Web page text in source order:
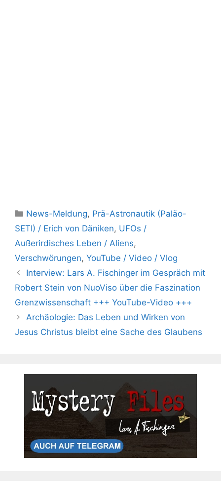
Kategorien
News-Meldung, Prä-Astronautik (Paläo-
SETI) / Erich von Däniken, UFOs /
Außerirdisches Leben / Aliens,
Verschwörungen, YouTube / Video / Vlog
Interview: Lars A. Fischinger im Gespräch mit
Robert Stein von NuoViso über die Faszination
Grenzwissenschaft +++ YouTube-Video +++
Archäologie: Das Leben und Wirken von
Jesus Christus bleibt eine Sache des Glaubens